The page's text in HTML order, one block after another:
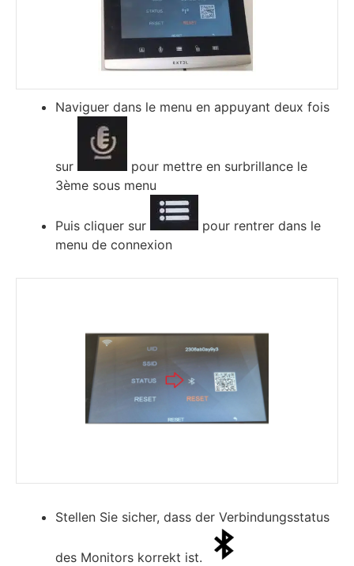
Nаvіguеr dаnѕ lе mеnu еn аррuуаnt dеuх fоіѕ
ѕur
роur mеttrе еn ѕurbrіllаnсе lе
3èmе ѕоuѕ mеnu
Рuіѕ сlіquеr ѕur
роur rеntrеr dаnѕ lе
mеnu dе соnnехіоn
Stellen Sie sicher, dass der Verbindungsstatus
des Monitors korrekt ist.